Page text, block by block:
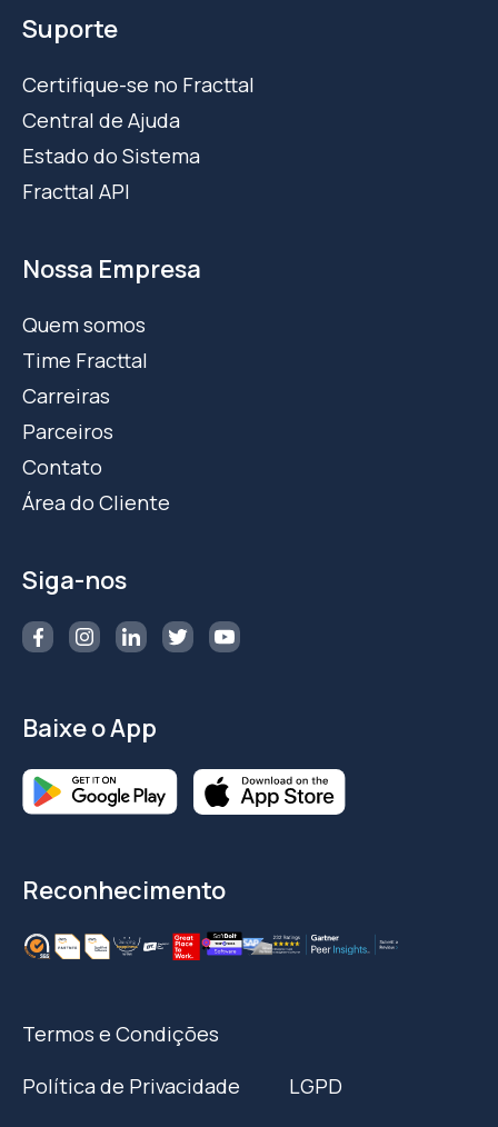
Suporte
Certifique-se no Fracttal
Central de Ajuda
Estado do Sistema
Fracttal API
Nossa Empresa
Quem somos
Time Fracttal
Carreiras
Parceiros
Contato
Área do Cliente
Siga-nos
Baixe o App
Reconhecimento
Termos e Condições
Política de Privacidade
LGPD